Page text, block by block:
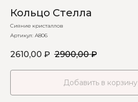
Кольцо Стелла
Сияние кристаллов
Артикул: А806
2610,00 ₽ 2900,00 ₽
Добавить в корзину